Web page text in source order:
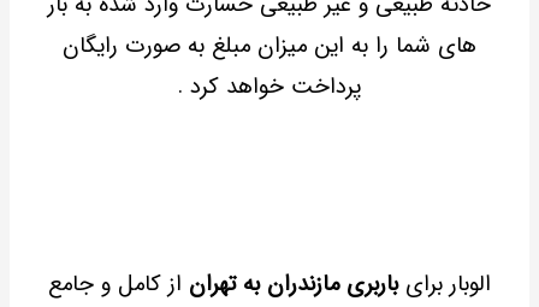
های شما را به این میزان مبلغ به صورت رایگان
پرداخت خواهد کرد .
الوبار برایباربری مازندران به تهران از کامل و جامع